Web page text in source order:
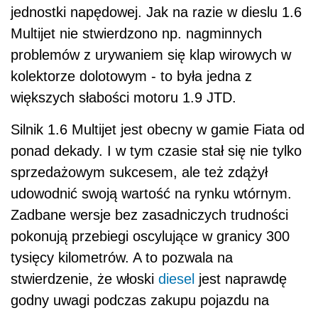
jednostki napędowej. Jak na razie w dieslu 1.6
Multijet nie stwierdzono np. nagminnych
problemów z urywaniem się klap wirowych w
kolektorze dolotowym - to była jedna z
większych słabości motoru 1.9 JTD.
Silnik 1.6 Multijet jest obecny w gamie Fiata od
ponad dekady. I w tym czasie stał się nie tylko
sprzedażowym sukcesem, ale też zdążył
udowodnić swoją wartość na rynku wtórnym.
Zadbane wersje bez zasadniczych trudności
pokonują przebiegi oscylujące w granicy 300
tysięcy kilometrów. A to pozwala na
stwierdzenie, że włoski diesel jest naprawdę
godny uwagi podczas zakupu pojazdu na